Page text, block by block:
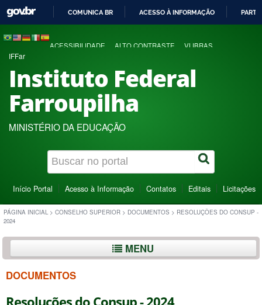
COMUNICA BR ACESSO À INFORMAÇÃO
ACESSIBILIDADE ALTO CONTRASTE VLIBRAS
IFFar
Instituto Federal
Farroupilha
MINISTÉRIO DA EDUCAÇÃO
Início Portal Acesso à Informação Contatos Editais Licitações
PÁGINA INICIAL > CONSELHO SUPERIOR > DOCUMENTOS > RESOLUÇÕES DO CONSUP -
2024
MENU
DOCUMENTOS
Resoluções do Consup - 2024